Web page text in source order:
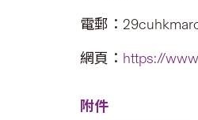
電郵：
網頁： https://
附件